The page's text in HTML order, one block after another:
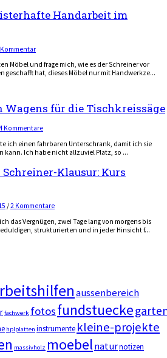
Handarbeit im
Möbel und frage mich, wie es der Schreiner vor
hat, dieses Möbel nur mit Handwerkze...
Wagens für die Tischkreissäge
Kommentare
ich einen fahrbaren Unterschrank, damit ich sie
kann. Ich habe nicht allzuviel Platz, so ...
Klausur: Kurs
/2 Kommentare
das Vergnügen, zwei Tage lang von morgens bis
strukturierten und in jeder Hinsicht f...
aussenbereich
fachwerk fotosfundstuecke
hplplatten instrumente kleine-projekte
massivholz moebelnaturnotizen